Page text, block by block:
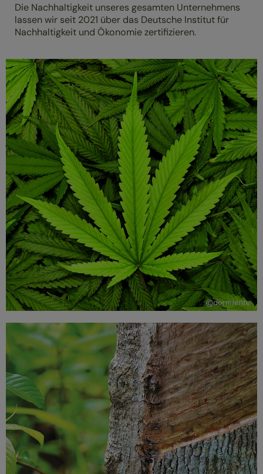
Die Nachhaltigkeit unseres gesamten Unternehmens
lassen wir seit 2021 über das Deutsche Institut für
Nachhaltigkeit und Ökonomie zertifizieren.